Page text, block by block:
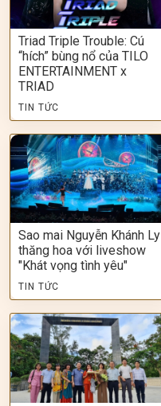
Triad Triple Trouble: Cú
“hích” bùng nổ của TILO
ENTERTAINMENT x
TRIAD
TIN TỨC
Sao mai Nguyễn Khánh Ly
thăng hoa với liveshow
"Khát vọng tình yêu"
TIN TỨC